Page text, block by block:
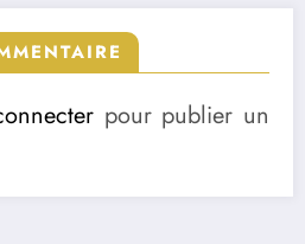
pour publier un